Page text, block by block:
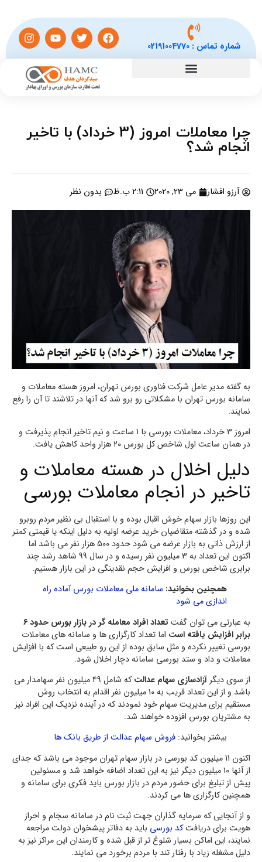
شماره تماس :02191004770
چرا معاملات امروز (3 خرداد) با تاخیر
انجام شد؟
آرزو افشار می 23, 2020 2:11 ب.ظ بدون نظر
به گفته مدیر عامل شرکت فناوری بورس تهران، امروز هسته معاملات و
سامانه بورس تهران با مشکلاتی رو برو شد که آنها در تلاشند تا آن را رفع
نمایند.
امروز 3 خرداد، معاملات بورسی با 1 ساعت و نیم تاخیر انجام پذیرفت و
در همان ساعت اول شاخص کل بورس 20 هزار واحد کاهش یافت.
دلیل اخلال در هسته معاملات و
تاخیر در انجام معاملات بورسی
این روزها بازار سهام خوش اقبال بوده و با استقبال بی نظیر مردم روبرو
شده و در گذشته متقاضیان خرید عرضه اولیه به دلیل اینکه یا قیمتی کمتر
از ارزش ذاتی به بازار عرضه می شود حدود 500 هزار نفر می باشد اما
اکنون این تعداد به 3 میلیون نفر رسیده و در سال 99 شاهد رشد چند
برابری شاخص بورس و افزایش حجم نقدینگی در این بازار هستیم.
همچنین بخوانید: سامانه ملی معاملات بورس آماده راه
اندازی می شود
به عبارتی می توان گفت
تعداد افراد معامله گر در بازار بورس حدود 6
برابر افزایش یافته است اما تعداد کارگزاری ها و سامانه های معاملات
بورسی تغییر نکرده و مثل سابق بوده از این رو طبیعی است که با افزایش
معاملات و داد و ستد بورسی سامانه دچار اخلال شود.
از سوی دیگرآزادسازی سهام عدالت
که شامل 49 میلیون نفر سهامدار می
باشد و از این تعداد قریب به 10 میلیون نفر اقدام به انتخاب روش
مستقیم برای مدیریت سهام خود نمودند که در آینده نزدیک این افراد نیز
به مشتریان بورس افزوده خواهند شد.
بیشتر بخوانید: فروش سهام عدالت از طریق بانک ها
اکنون 11 میلیون کد بورسی در بازار سهام تهران موجود می باشد که جدای
از آنها 10 میلیون دیگر نیز به این تعداد اضافه خواهد شد و مسئولین
پیش از تبلیغ برای حضور مردم در بازار بورس باید فکری برای سامانه و
همچنین کارگزاری ها می کردند.
و از آنجایی که سرمایه گذاران جهت ثبت نام در سامانه سجام و احراز
هویت برای دریافتکد بورسی باید به دفاتر پیشخوان دولت مراجعه
نمایند، این اماکن بسیار شلوغ تر از قبل شده و کارمندان این مراکز نیز به
دلیل مشغله زیاد با رفتار تند با مردم برخورد می نمایند.